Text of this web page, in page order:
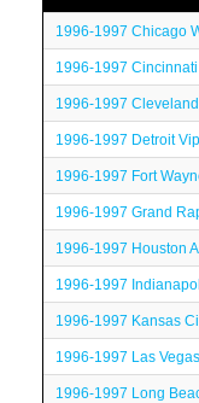
1996-1997 Chicago
1996-1997
1996-1997
1996-1997 Detroit
1996-1997 Fort
1996-1997 Grand
1996-1997 Houston
1996-1997
1996-1997 Kansas
1996-1997 Las
1996-1997 Long